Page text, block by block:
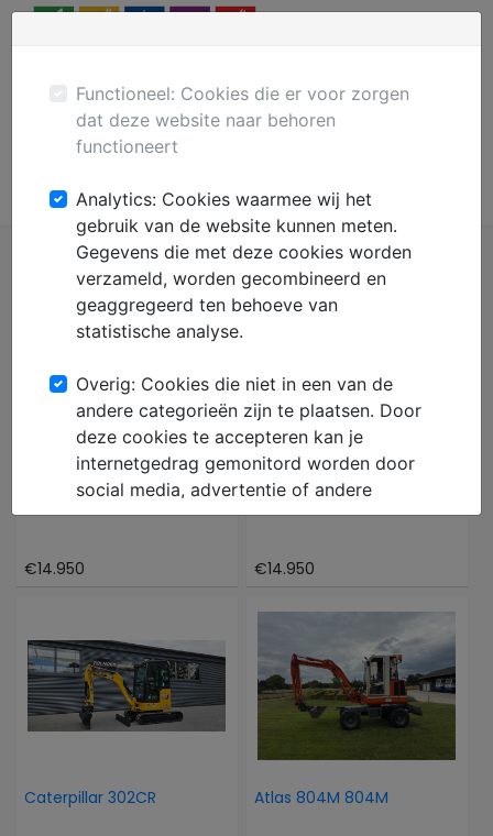
Plaats gratis advertentie
Mechanisatie
Hinowa Oil en steel 1466
€14.950 €14.950
Caterpillar 302CR Atlas 804M 804M